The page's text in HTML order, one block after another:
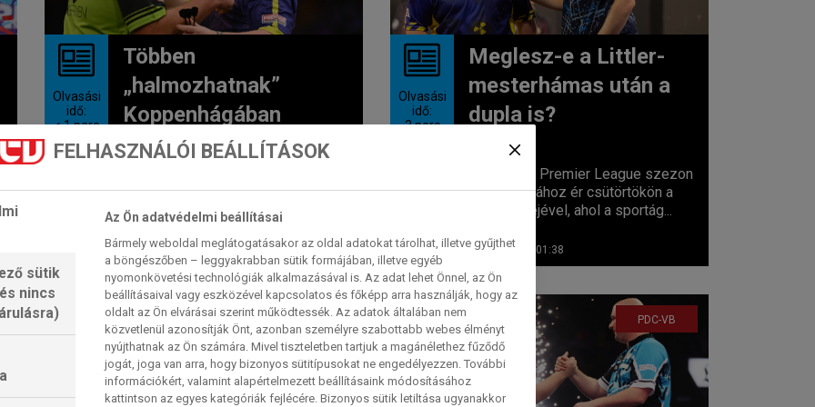
Olvasási
idő:
< 1perc
Többen
„halmozhatnak”
Koppenhágában
versenyez tovább a Nordic
Mastersen, akik már nyert WSD-
2026. 06. 06. 13:17
Olvasási
idő:
3perc
Meglesz-e a Littler-
mesterhámas után a
dupla is?
A 2026-os Premier League szezon
a tetőpontjához ér csütörtökön a
döntő estéjével, ahol a sportág...
2026. 05. 28. 01:38
LUKE LITTLER PDC-VB
FELHASZNÁLÓI BEÁLLÍTÁSOK
sütik
nincs
Az Ön adatvédelmi beállításai
Bármely weboldal meglátogatásakor az oldal adatokat tárolhat, illetve gyűjthet
a böngészőben – leggyakrabban sütik formájában, illetve egyéb
nyomonkövetési technológiák alkalmazásával is. Az adat lehet Önnel, az Ön
beállításaival vagy eszközével kapcsolatos és főképp arra használják, hogy az
oldalt az Ön elvárásai szerint működtessék. Az adatok általában nem
közvetlenül azonosítják Önt, azonban személyre szabottabb webes élményt
nyújthatnak az Ön számára. Mivel tiszteletben tartjuk a magánélethez fűződő
jogát, joga van arra, hogy bizonyos sütitípusokat ne engedélyezzen. További
információkért, valamint alapértelmezett beállításaink módosításához
kattintson az egyes kategóriák fejlécére. Bizonyos sütik letiltása ugyanakkor